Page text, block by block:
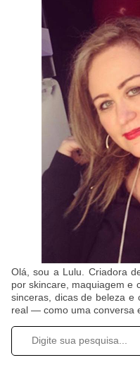
Olá, sou a Lulu. Criadora
por skincare, maquiagem e
sinceras, dicas de beleza e
real — como uma conversa